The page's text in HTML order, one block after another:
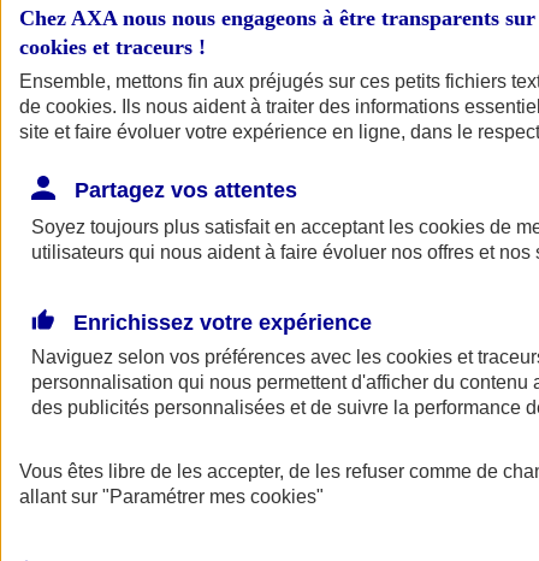
AXA Assurance
Chez AXA nous nous engageons à être transparents
cookies et traceurs !
Ensemble, mettons fin aux préjugés sur ces petits fichiers
de cookies. Ils nous aident à traiter des informations
site et faire évoluer votre expérience en ligne, dans le
Partagez vos attentes
Soyez toujours plus satisfait en acceptant les cookies de
utilisateurs qui nous aident à faire évoluer nos offres et nos
Enrichissez votre expérience
Naviguez selon vos préférences avec les cookies et
personnalisation qui nous permettent d'afficher du contenu
des publicités personnalisées et de suivre la performance
Vous êtes libre de les accepter, de les refuser comme de
allant sur "Paramétrer mes cookies"